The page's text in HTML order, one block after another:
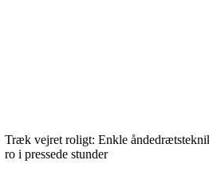
Træk vejret roligt: Enkle
ro i pressede stunder